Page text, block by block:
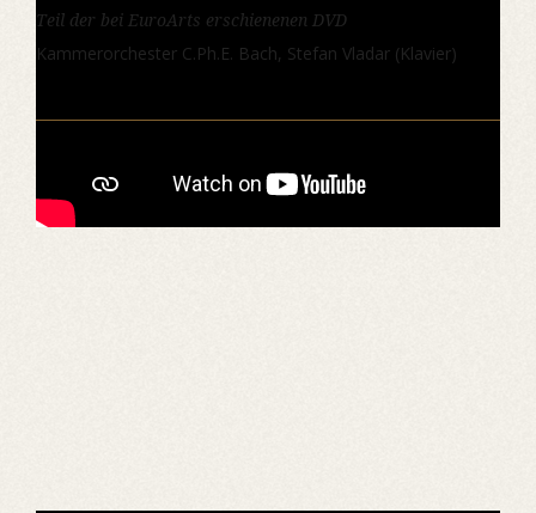
Teil der bei EuroArts erschienenen DVD
Kammerorchester C.Ph.E. Bach, Stefan Vladar (Klavier)